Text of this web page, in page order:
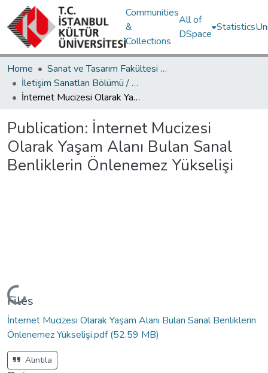
Communities
&
Collections
All of
DSpace
Statistics
Home
Sanat ve Tasarım Fakültesi / Faculty of Art and Design
İletişim Sanatları Bölümü / Department of Communication Arts
İnternet Mucizesi Olarak Yaşam Alanı Bulan Sanal Benliklerin Önlenemez Yükselişi
Publication: İnternet Mucizesi
Olarak Yaşam Alanı Bulan Sanal
Benliklerin Önlenemez Yükselişi
Loading...
Files
İnternet Mucizesi Olarak Yaşam Alanı Bulan Sanal Benliklerin
Önlenemez Yükselişi.pdf(52.59 MB)
Alıntıla